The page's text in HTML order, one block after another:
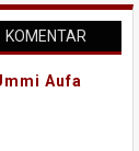
KOMENTAR
Aufa